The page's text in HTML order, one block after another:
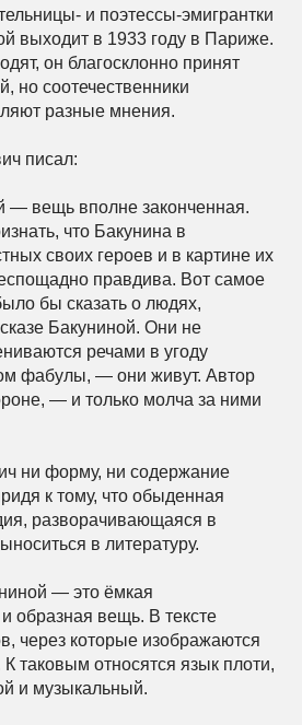
и поэтессы-эмигрантки
выходит в 1933 году в Париже.
он благосклонно принят
но соотечественники
разные мнения.
писал:
— вещь вполне законченная.
что Бакунина в
своих героев и в картине их
правдива. Вот самое
бы сказать о людях,
Бакуниной. Они не
речами в угоду
фабулы, — они живут. Автор
— и только молча за ними
ни форму, ни содержание
к тому, что обыденная
разворачивающаяся в
в литературу.
— это ёмкая
образная вещь. В тексте
через которые изображаются
таковым относятся язык плоти,
и музыкальный.